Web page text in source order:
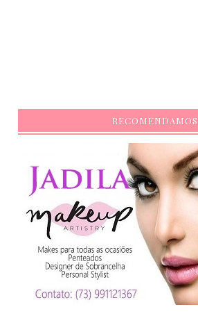
RECOMENDAMOS